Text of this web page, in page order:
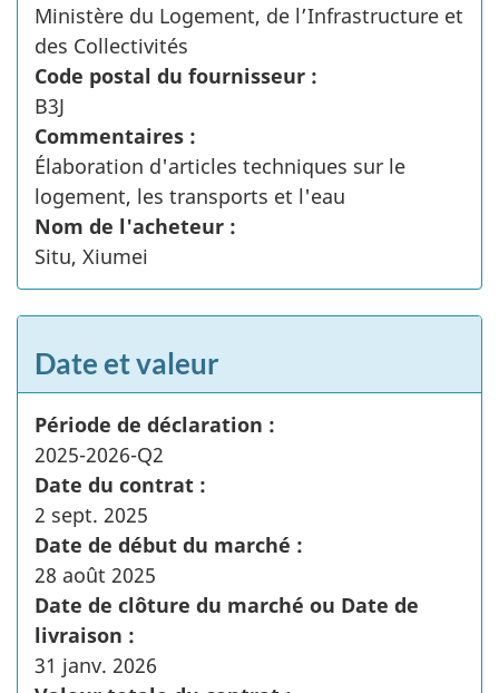
Ministère du Logement, de l’Infrastructure et
des Collectivités
Code postal du fournisseur :
B3J
Commentaires :
Élaboration d'articles techniques sur le
logement, les transports et l'eau
Nom de l'acheteur :
Situ, Xiumei
Date et valeur
Période de déclaration :
2025-2026-Q2
Date du contrat :
2 sept. 2025
Date de début du marché :
28 août 2025
Date de clôture du marché ou Date de
livraison :
31 janv. 2026